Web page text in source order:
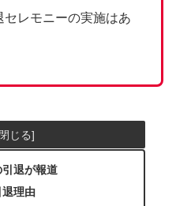
レモニーの実施はあ
退が報道
理由